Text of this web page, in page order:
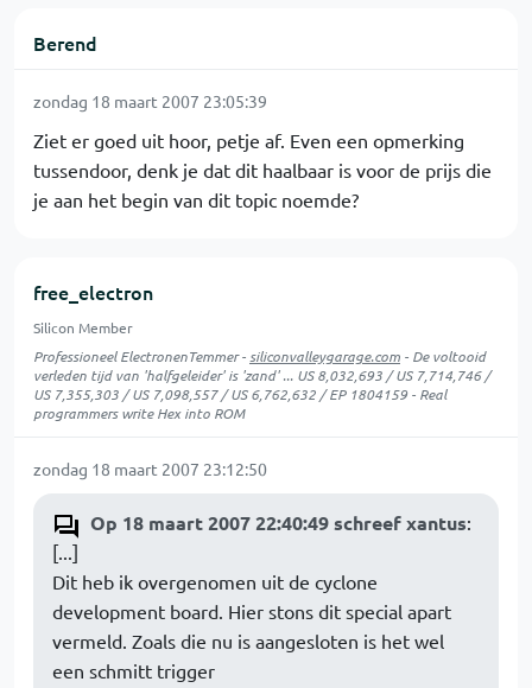
Berend
zondag 18 maart 2007 23:05:39
Ziet er goed uit hoor, petje af. Even een opmerking
tussendoor, denk je dat dit haalbaar is voor de prijs die
je aan het begin van dit topic noemde?
free_electron
Silicon Member
Professioneel ElectronenTemmer - siliconvalleygarage.com - De voltooid
verleden tijd van 'halfgeleider' is 'zand' ... US 8,032,693 / US 7,714,746 /
US 7,355,303 / US 7,098,557 / US 6,762,632 / EP 1804159 - Real
programmers write Hex into ROM
zondag 18 maart 2007 23:12:50
Op 18 maart 2007 22:40:49 schreef xantus:
[...]
Dit heb ik overgenomen uit de cyclone
development board. Hier stons dit special apart
vermeld. Zoals die nu is aangesloten is het wel
een schmitt trigger